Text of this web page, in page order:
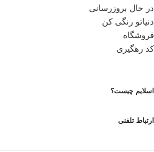
در حال بروزرسانی
دنیاتو رنگی کن
فروشگاه
کد رهگیری
اسلایم چیست؟
ارتباط تلفنی